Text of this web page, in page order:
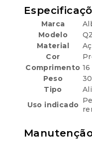
Marca
Modelo
Material
Cor
Comprimento
Peso
Tipo
Uso indicado